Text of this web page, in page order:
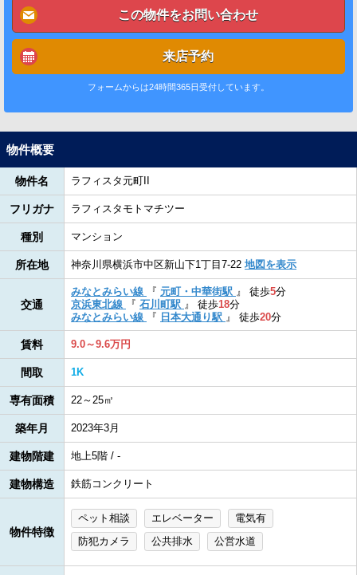
この物件をお問い合わせ
来店予約
フォームからは24時間365日受付しています。
物件概要
物件名 ラフィスタ元町II
フリガナ ラフィスタモトマチツー
種別 マンション
所在地 神奈川県横浜市中区新山下1丁目7-22 地図を表示
交通
みなとみらい線 『 元町・中華街駅 』 徒歩5分
京浜東北線
『 石川町駅 』 徒歩18分
みなとみらい線
『 日本大通り駅 』 徒歩20分
賃料 9.0～9.6万円
間取 1K
専有面積 22～25㎡
築年月 2023年3月
建物階建 地上5階 / -
建物構造 鉄筋コンクリート
物件特徴
ペット相談 エレベーター
電気有
防犯カメラ
公共排水 公営水道